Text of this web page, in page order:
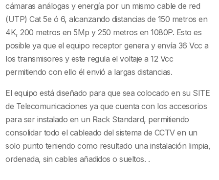
cámaras análogas y energía por un mismo cable de red
(UTP) Cat 5e ó 6, alcanzando distancias de 150 metros en
4K, 200 metros en 5Mp y 250 metros en 1080P. Esto es
posible ya que el equipo receptor genera y envía 36 Vcc a
los transmisores y este regula el voltaje a 12 Vcc
permitiendo con ello él envió a largas distancias.
El equipo está diseñado para que sea colocado en su SITE
de Telecomunicaciones ya que cuenta con los accesorios
para ser instalado en un Rack Standard, permitiendo
consolidar todo el cableado del sistema de CCTV en un
solo punto teniendo como resultado una instalación limpia,
ordenada, sin cables añadidos o sueltos. .